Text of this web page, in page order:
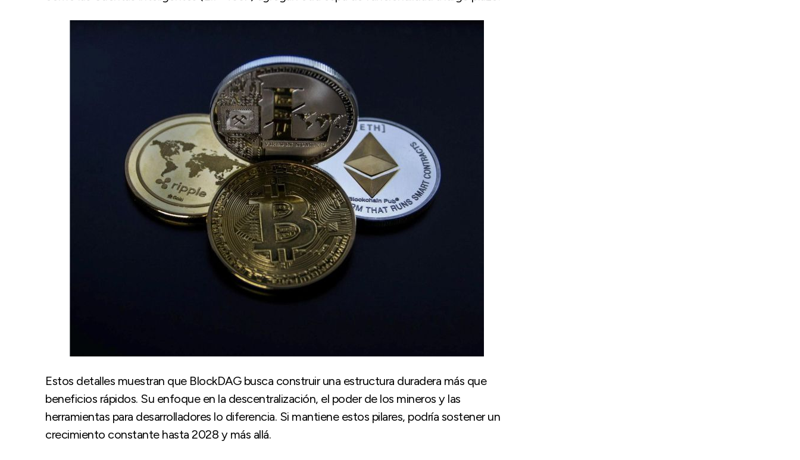
Estos detalles muestran que BlockDAG busca construir una estructura duradera más que
beneficios rápidos. Su enfoque en la descentralización, el poder de los mineros y las
herramientas para desarrolladores lo diferencia. Si mantiene estos pilares, podría sostener un
crecimiento constante hasta 2028 y más allá.